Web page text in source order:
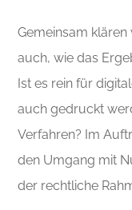
Gemeinsam
auch, wie das
Ist es rein für
auch gedruckt
Verfahren? Im
den Umgang mit
der rechtliche